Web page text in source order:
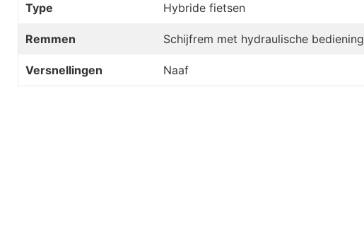
Type Hybride fietsen
Remmen Schijfrem met hydraulische bediening
Versnellingen Naaf